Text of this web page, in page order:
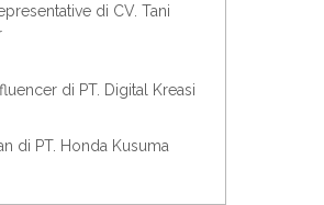
di CV. Tani
di PT. Digital Kreasi
di PT. Honda Kusuma